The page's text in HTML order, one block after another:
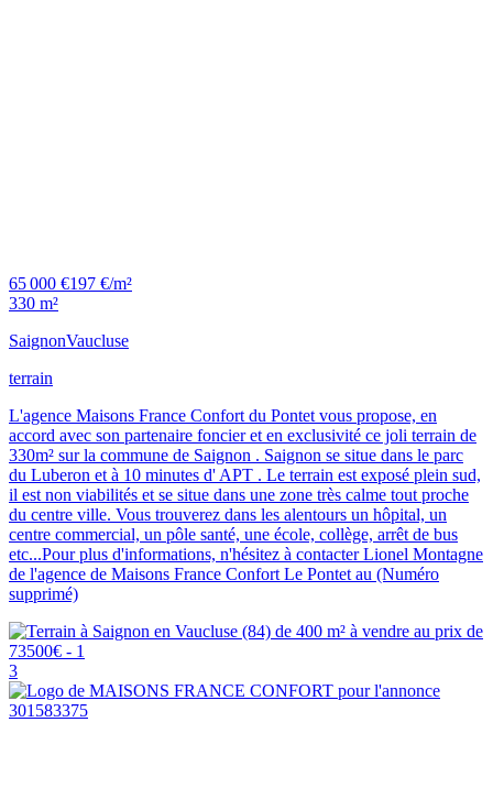
65 000 €197 €/m²
330 m²
SaignonVaucluse
terrain
L'agence Maisons France Confort du Pontet vous propose, en
accord avec son partenaire foncier et en exclusivité ce joli terrain de
330m² sur la commune de Saignon . Saignon se situe dans le parc
du Luberon et à 10 minutes d' APT . Le terrain est exposé plein sud,
il est non viabilités et se situe dans une zone très calme tout proche
du centre ville. Vous trouverez dans les alentours un hôpital, un
centre commercial, un pôle santé, une école, collège, arrêt de bus
etc...Pour plus d'informations, n'hésitez à contacter Lionel Montagne
de l'agence de Maisons France Confort Le Pontet au (Numéro
supprimé)
3